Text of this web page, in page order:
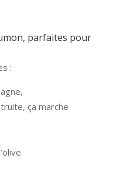
parfaites pour
:
ça marche